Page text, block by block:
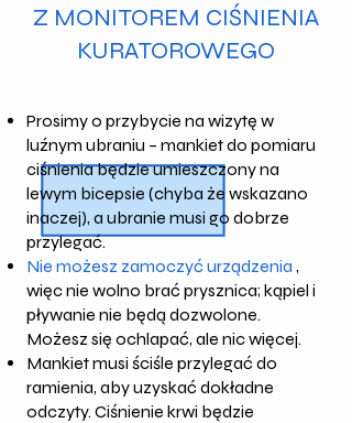
Z MONITOREM CIŚNIENIA
KURATOROWEGO
Prosimy o przybycie na wizytę w
luźnym ubraniu – mankiet do pomiaru
ciśnienia będzie umieszczony na
lewym bicepsie (chyba że wskazano
inaczej), a ubranie musi go dobrze
przylegać.
Nie możesz zamoczyć urządzenia ,
więc nie wolno brać prysznica; kąpiel i
pływanie nie będą dozwolone.
Możesz się ochlapać, ale nic więcej.
Mankiet musi ściśle przylegać do
ramienia, aby uzyskać dokładne
odczyty. Ciśnienie krwi będzie